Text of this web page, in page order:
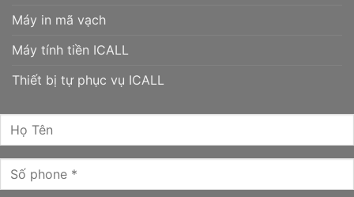
Máy in mã vạch
Máy tính tiền ICALL
Thiết bị tự phục vụ ICALL